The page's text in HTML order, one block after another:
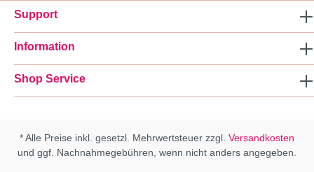
Support
Information
Shop Service
* Alle Preise inkl. gesetzl. Mehrwertsteuer zzgl. Versandkosten
und ggf. Nachnahmegebühren, wenn nicht anders angegeben.